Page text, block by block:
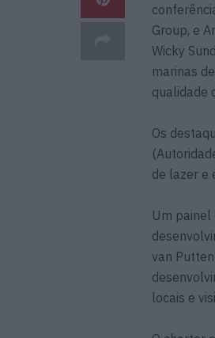
Group, e
Wicky
marinas
qualidade
Os
de lazer e
Um painel
van
locais e